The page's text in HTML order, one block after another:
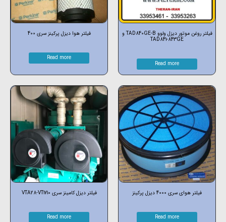
فیلتر روغن موتور دیزل ولوو TAD840GE-B و
TAD841-843GE
Read more
فیلتر هوا دیزل پرکینز سری 400
Read more
فیلتر هوای سری 4000 دیزل پرکینز
Read more
فیلتر دیزل کامینز سری VTA28-VT1710
Read more